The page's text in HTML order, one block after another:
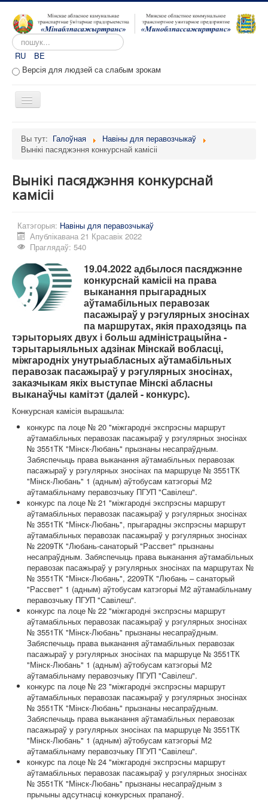
Пошук...
RU
BE
Версія для людзей са слабым зрокам
Toggle
Аб прадпрыемстве
Звароты
Расклад руху
Партал перавозчыкаў
Карта сайта
Вы тут: Галоўная
Навіны для перавозчыкаў
Вынікі пасяджэння конкурснай камісіі
Вынікі пасяджэння конкурснай
камісіі
Катэгорыя: Навіны для перавозчыкаў
Апублікавана 21 Красавік 2022
Праглядаў: 540
19.04.2022 адбылося пасяджэнне
конкурснай камісіі на права
выканання прыгарадных
аўтамабільных перавозак
пасажыраў у рэгулярных зносінах
па маршрутах, якія праходзяць па
тэрыторыях двух і больш адміністрацыйна -
тэрытарыяльных адзінак Мінскай вобласці,
міжгародніх унутрыабласных аўтамабільных
перавозак пасажыраў у рэгулярных зносінах,
заказчыкам якіх выступае Мінскі абласны
выканаўчы камітэт (далей - конкурс).
Конкурсная камісія вырашыла:
конкурс па лоце № 20 "міжгародні экспрэсны маршрут
аўтамабільных перавозак пасажыраў у рэгулярных зносінах
№ 3551ТК "Мінск-Любань" прызнаны несапраўдным.
Забяспечыць права выканання аўтамабільных перавозак
пасажыраў у рэгулярных зносінах па маршруце № 3551ТК
"Мінск-Любань" 1 (адным) аўтобусам катэгорыі М2
аўтамабільнаму перавозчыку ПГУП "Савілеш".
конкурс па лоце № 21 "міжгародні экспрэсны маршрут
аўтамабільных перавозак пасажыраў у рэгулярных зносінах
№ 3551ТК "Мінск-Любань", прыгарадны экспрэсны маршрут
аўтамабільных перавозак пасажыраў у рэгулярных зносінах
№ 2209ТК "Любань-санаторый "Рассвет" прызнаны
несапраўдным. Забяспечыць права выканання аўтамабільных
перавозак пасажыраў у рэгулярных зносінах па маршрутах №
№ 3551ТК "Мінск-Любань", 2209ТК "Любань – санаторый
"Рассвет" 1 (адным) аўтобусам катэгорыі М2 аўтамабільнаму
перавозчыку ПГУП "Савілеш".
конкурс па лоце № 22 "міжгародні экспрэсны маршрут
аўтамабільных перавозак пасажыраў у рэгулярных зносінах
№ 3551ТК "Мінск-Любань" прызнаны несапраўдным.
Забяспечыць права выканання аўтамабільных перавозак
пасажыраў у рэгулярных зносінах па маршруце № 3551ТК
"Мінск-Любань" 1 (адным) аўтобусам катэгорыі М2
аўтамабільнаму перавозчыку ПГУП "Савілеш".
конкурс па лоце № 23 "міжгародні экспрэсны маршрут
аўтамабільных перавозак пасажыраў у рэгулярных зносінах
№ 3551ТК "Мінск-Любань" прызнаны несапраўдным.
Забяспечыць права выканання аўтамабільных перавозак
пасажыраў у рэгулярных зносінах па маршруце № 3551ТК
"Мінск-Любань" 1 (адным) аўтобусам катэгорыі М2
аўтамабільнаму перавозчыку ПГУП "Савілеш".
конкурс па лоце № 24 "міжгародні экспрэсны маршрут
аўтамабільных перавозак пасажыраў у рэгулярных зносінах
№ 3551ТК "Мінск-Любань" прызнаны несапраўдным з
прычыны адсутнасці конкурсных прапаноў.